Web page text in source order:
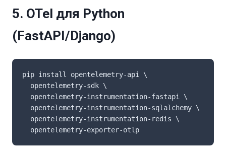
5. OTel для Python
(FastAPI/Django)
pip install opentelemetry-api \
  opentelemetry-sdk \
  opentelemetry-instrumentation-fastapi \
  opentelemetry-instrumentation-sqlalchemy \
  opentelemetry-instrumentation-redis \
  opentelemetry-exporter-otlp